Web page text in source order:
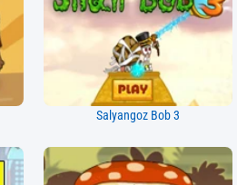
Salyangoz Bob 3